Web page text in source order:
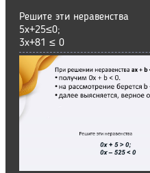
Решите эти неравенства
5x+25≤0;
3х+81 ≤ 0